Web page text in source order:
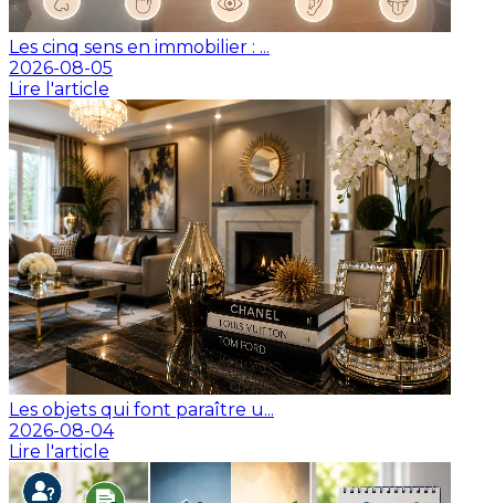
Les cinq sens en immobilier : ...
2026-08-05
Lire l'article
Les objets qui font paraître u...
2026-08-04
Lire l'article